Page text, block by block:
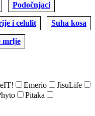
Podočnjaci
i celulit Suha kosa
mrlje
Emerio
JisuLife
Pitaka